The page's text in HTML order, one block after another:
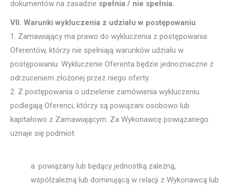
dokumentów na zasadzie spełnia / nie spełnia.
VII. Warunki wykluczenia z udziału w postępowaniu
1. Zamawiający ma prawo do wykluczenia z postępowania
Oferentów, którzy nie spełniają warunków udziału w
postępowaniu. Wykluczenie Oferenta będzie jednoznaczne z
odrzuceniem złożonej przez niego oferty.
2. Z postępowania o udzielenie zamówienia wykluczeniu
podlegają Oferenci, którzy są powiązani osobowo lub
kapitałowo z Zamawiającym. Za Wykonawcę powiązanego
uznaje się podmiot:
a. powiązany lub będący jednostką zależną,
współzależną lub dominującą w relacji z Wykonawcą lub